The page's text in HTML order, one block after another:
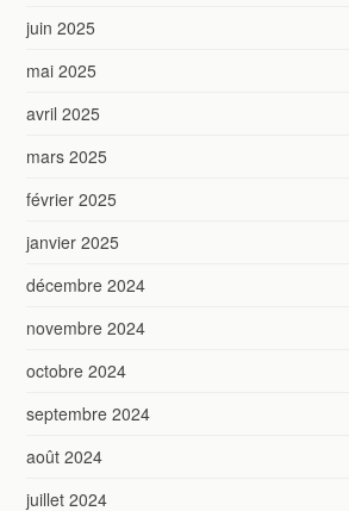
juin 2025
mai 2025
avril 2025
mars 2025
février 2025
janvier 2025
décembre 2024
novembre 2024
octobre 2024
septembre 2024
août 2024
juillet 2024